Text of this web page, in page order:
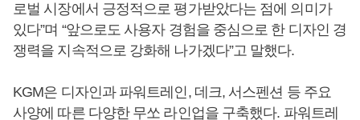
로벌 시장에서 긍정적으로 평가받았다는 점에 의미가
있다”며 “앞으로도 사용자 경험을 중심으로 한 디자인 경
쟁력을 지속적으로 강화해 나가겠다”고 말했다.
KGM은 디자인과 파워트레인, 데크, 서스펜션 등 주요
사양에 따른 다양한 무쏘 라인업을 구축했다. 파워트레